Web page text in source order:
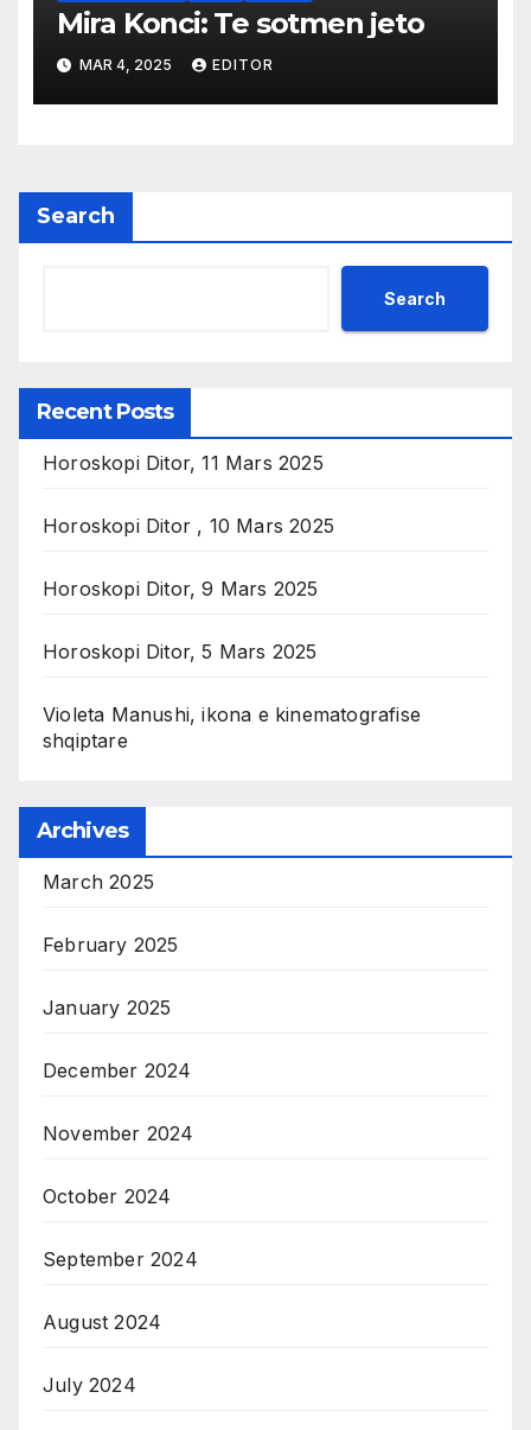
Mira Konci: Te sotmen jeto
MAR 4, 2025 EDITOR
Search
Search
Recent Posts
Horoskopi Ditor, 11 Mars 2025
Horoskopi Ditor , 10 Mars 2025
Horoskopi Ditor, 9 Mars 2025
Horoskopi Ditor, 5 Mars 2025
Violeta Manushi, ikona e kinematografise
shqiptare
Archives
March 2025
February 2025
January 2025
December 2024
November 2024
October 2024
September 2024
August 2024
July 2024